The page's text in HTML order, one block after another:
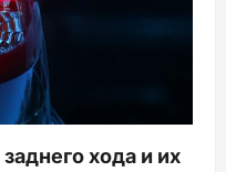
хода и их